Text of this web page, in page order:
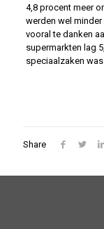
4,8 procent meer
werden wel
vooral te danken
supermarkten lag
speciaalzaken
Share